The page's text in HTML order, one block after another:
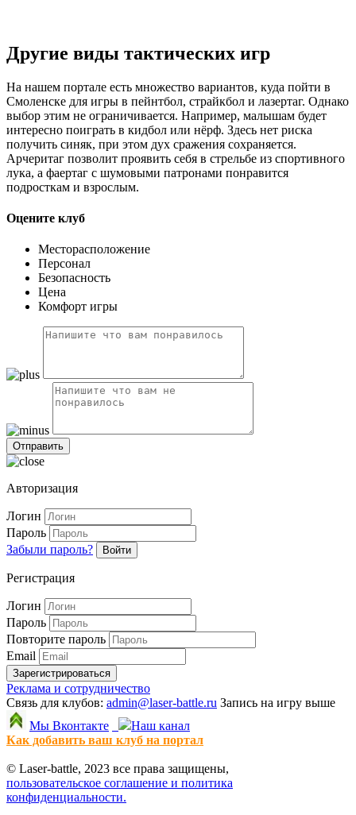
Другие виды тактических игр
На нашем портале есть множество вариантов, куда пойти в
Смоленске для игры в пейнтбол, страйкбол и лазертаг. Однако
выбор этим не ограничивается. Например, малышам будет
интересно поиграть в кидбол или нёрф. Здесь нет риска
получить синяк, при этом дух сражения сохраняется.
Арчеритаг позволит проявить себя в стрельбе из спортивного
лука, а фаертаг с шумовыми патронами понравится
подросткам и взрослым.
Оцените клуб
Месторасположение
Персонал
Безопасность
Цена
Комфорт игры
Авторизация
Логин
Пароль
Забыли пароль?
Войти
Регистрация
Логин
Пароль
Повторите пароль
Email
Зарегистрироваться
Реклама и сотрудничество
Связь для клубов: admin@laser-battle.ru Запись на игру выше
Мы Вконтакте
Наш канал
Как добавить ваш клуб на портал
© Laser-battle, 2023 все права защищены,
пользовательское соглашение и политика
конфиденциальности.